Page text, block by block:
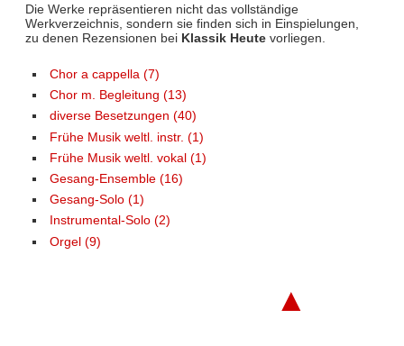
Die Werke repräsentieren nicht das vollständige
Werkverzeichnis, sondern sie finden sich in Einspielungen,
zu denen Rezensionen bei Klassik Heutevorliegen.
Chor a cappella (7)
Chor m. Begleitung (13)
diverse Besetzungen (40)
Frühe Musik weltl. instr. (1)
Frühe Musik weltl. vokal (1)
Gesang-Ensemble (16)
Gesang-Solo (1)
Instrumental-Solo (2)
Orgel (9)
▲